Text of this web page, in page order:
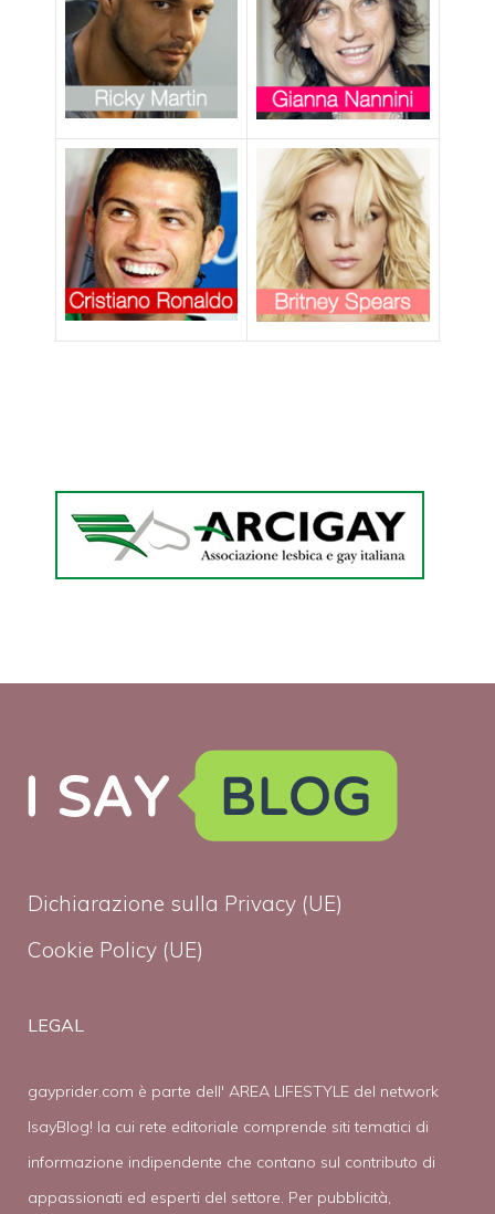
Dichiarazione sulla Privacy (UE)
Cookie Policy (UE)
LEGAL
gayprider.com è parte dell' AREA LIFESTYLE del network
IsayBlog! la cui rete editoriale comprende siti tematici di
informazione indipendente che contano sul contributo di
appassionati ed esperti del settore. Per pubblicità,